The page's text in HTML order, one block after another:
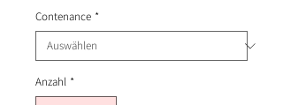
Contenance *
Anzahl *